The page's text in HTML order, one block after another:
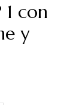
1 con
y